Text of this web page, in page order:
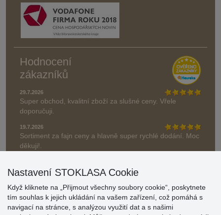
Hodnocení
zákazníků
29.7.2026
Super obchod, kvalitní zboží za slušné ceny. Vřele
doporučuji.
19.7.2026
Sortiment za fajn ceny a hlavně super rychlé dodání. Moc
děkuji!.
» Aktuálně 19084 recenzí
Nastavení STOKLASA Cookie
Když kliknete na „Přijmout všechny soubory cookie“, poskytnete
tím souhlas k jejich ukládání na vašem zařízení, což pomáhá s
navigací na stránce, s analýzou využití dat a s našimi